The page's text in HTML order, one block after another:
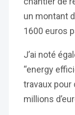
un montant
1600 euros
J’ai noté
“energy
travaux pour
millions